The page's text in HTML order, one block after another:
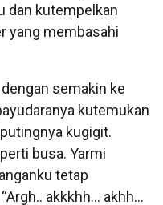
dan kutempelkan
yang membasahi
semakin ke
kutemukan
kugigit.
busa. Yarmi
tetap
akkkhh… akhh…